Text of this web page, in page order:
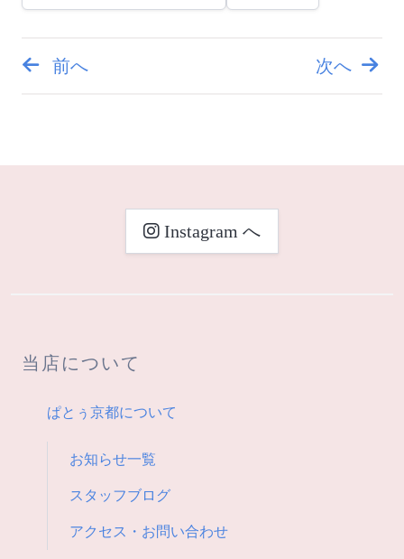
投
ナ
ョ
ン
前へ 次へ
Instagram へ
当店について
ぱとぅ京都について
お知らせ一覧
スタッフブログ
アクセス・お問い合わせ